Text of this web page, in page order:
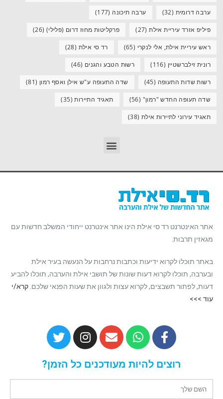
ערבה דרומית (32) ערבה תיכונה (177)
פיליפ אזרד עיריית אילת(27) פרקליטות מחוז דרום (פלילי) (26)
ראש עיריית אילת, אלי לנקרי (65) רד סי אילת (28)
רונית זילברשטיין (116) רשות הטבע והגנים (46)
רשות שדות התעופה (45) שדה התעופה ע"ש אילן ואסף רמון (81)
שדה תעופה החדש "רמון" (56) תאגיד התיירות(35)
תאגיד עירוני לתיירות אילת (38)
אתר האינטרנט רד סי אילת הינו אתר אינטרנט ייחודי המשלב חדשות עם
מגאזין תרבות.
באתר תוכלו לקרוא ידיעות וכתבות נרחבות על הנעשה בעיר אילת
ובערבה, תוכלו לקרוא דעות שונות של תושבי אילת והערבה, תוכלו להביע
דעות, לפתור תשבצים, לקרוא עצות ולגוון את שעות הפנאי שלכם. קרא/י
עוד >>>
רוצים להיות מעודכנים כל הזמן?